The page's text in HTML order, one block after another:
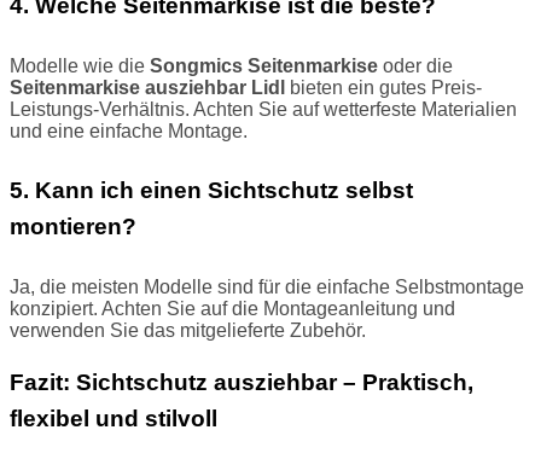
4. Welche Seitenmarkise ist die beste?
Modelle wie die Songmics Seitenmarkise oder die
Seitenmarkise ausziehbar Lidl
bieten ein gutes Preis-
Leistungs-Verhältnis. Achten Sie auf wetterfeste Materialien
und eine einfache Montage.
5. Kann ich einen Sichtschutz selbst
montieren?
Ja, die meisten Modelle sind für die einfache Selbstmontage
konzipiert. Achten Sie auf die Montageanleitung und
verwenden Sie das mitgelieferte Zubehör.
Fazit: Sichtschutz ausziehbar – Praktisch,
flexibel und stilvoll